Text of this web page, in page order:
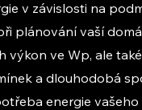
v závislosti na
plánování vaší
výkon ve Wp, ale
a dlouhodobá
energie